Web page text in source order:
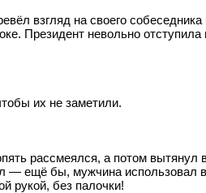
взгляд на своего собеседника
Президент невольно
их не заметили.
рассмеялся, а потом вытянул
— ещё бы, мужчина использовал
рукой, без палочки!